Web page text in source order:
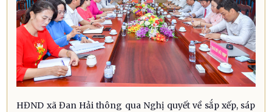
HĐND xã Đan Hải thông qua Nghị quyết về sắp xếp, sáp